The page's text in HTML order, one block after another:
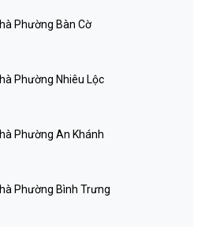
Phường Bàn Cờ
Phường Nhiêu Lộc
Phường An Khánh
Phường Bình Trưng